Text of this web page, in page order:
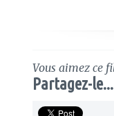
Vous aimez ce
Partagez-le...